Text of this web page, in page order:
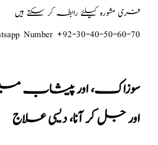
فری مشورہ کیلئے رابطہ کر سکتے ہیں
Number +92-30-40-50-60-70
سوزاک، اور پیشاب
اور جل کر آنا، دیسی علاج